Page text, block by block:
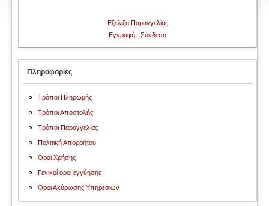
Εξέλιξη Παραγγελίας
Εγγραφή | Σύνδεση
Πληροφορίες
Τρόποι Πληρωμής
Τρόποι Αποστολής
Τρόποι Παραγγελίας
Πολιτική Απορρήτου
Όροι Χρήσης
Γενικοί οροί εγγύησης
Όροι Ακύρωσης Υπηρεσιών